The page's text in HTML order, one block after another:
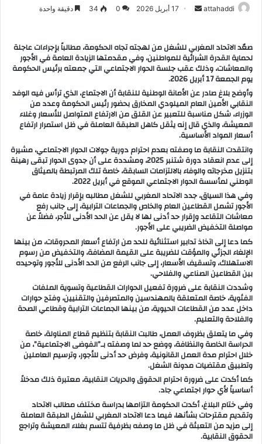
attahaddi
ل
ب
ر
ي
د
ا
إ
ل
ك
ت
و
ن
ا
17 أبريل 2026 0
34 دقيقة واحدة
صعّد الاتحاد المغربي للشغل من لهجته تجاه الحكومة، مطالباً بإجراءات عاجلة
لحماية القدرة الشرائية للمواطنين، وفي مقدمتها الزيادة العامة في الأجور
والمعاشات، وذلك عقب جلسة الحوار الاجتماعي التي جمعته برئيس الحكومة
يوم الجمعة 17 أبريل 2026.
وأوضح بلاغ صادر عن الأمانة الوطنية للنقابة أن الاجتماع، الذي ترأس فيه الوفد
النقابي الأمين العام الميلودي المخارق بحضور رئيس الحكومة وعدد من
الوزراء، شكل مناسبة للتعبير عن القلق من الارتفاع المتواصل للأسعار وغلاء
المعيشة، والذي قال إنه يثقل كاهل الطبقة العاملة في ظل استمرار ارتفاع
أسعار المواد الأساسية.
وانتقدت النقابة ما وصفته بعدم احترام دورية جولات الحوار الاجتماعي، مشيرة
إلى عدم انعقاد دورة شتنبر 2025، ومشددة على أن جدوى الحوار تبقى رهينة
بتنزيل مخرجاته والوفاء بالالتزامات السابقة، خاصة تلك المرتبطة بالميثاق
الوطني لمأسسة الحوار الاجتماعي الموقع في أبريل 2022.
وفي هذا السياق، جدد الاتحاد المغربي للشغل مطالبه بإقرار زيادة عامة في
الأجور تشمل القطاعين العام والخاص والجماعات الترابية، إلى جانب رفع
معاشات التقاعد وإقرار حد أدنى لها لا يقل عن الحد الأدنى للأجر، فضلاً عن
مواصلة التخفيض الضريبي على الأجور.
كما دعا إلى اتخاذ تدابير استثنائية للحد من ارتفاع أسعار المحروقات، من بينها
الإلغاء الجزئي والمؤقت للضريبة على القيمة المضافة، والتخفيض من رسوم
الاستهلاك، وتسقيف الأسعار، إلى جانب الرفع من الحد الأدنى للأجور وتوحيده
بين القطاعين الصناعي والفلاحي.
وشددت النقابة على ضرورة تفعيل الحوارات القطاعية وتسوية الملفات
الفئوية، خاصة المتعلقة بالمهندسين والمتصرفين والتقنيين، وفتح حوارات
داخل عدد من القطاعات الحيوية، من بينها الجماعات الترابية وقطاعي الصحة
والفلاحة والتعليم.
وفي ما يتعلق بظروف العمل، طالبت النقابة بتنظيم قطاع المناولة، خاصة
الحراسة الخاصة والنظافة، ووضع حد لما وصفته بـ”الفوضى الاجتماعية”، من
خلال احترام مدة العمل القانونية، وفرض حد أدنى للأجور، وترسيم العاملين
وتطبيق مقتضيات مدونة الشغل.
كما أكدت على ضرورة احترام الحقوق والحريات النقابية، معتبرة ذلك مدخلاً
أساسياً لأي حوار اجتماعي جاد.
وفي ختام البلاغ، أكدت الحكومة التزامها بدراسة مختلف مطالب الاتحاد
وتقديم مقترحات بشأنها، فيما دعا الاتحاد المغربي للشغل الطبقة العاملة
إلى مزيد من التعبئة في ظل ما وصفه بظرفية تتسم بغلاء المعيشة وتراجع
الحقوق النقابية.